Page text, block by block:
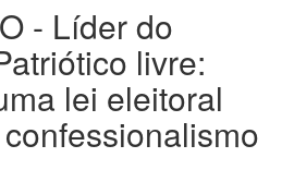
- Líder do
livre:
lei eleitoral